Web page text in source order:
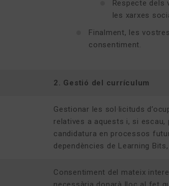
Respecte
les xarxes
Finalment, les
consentiment.
2. Gestió del currículum
Gestionar les sol·licituds
relatives a aquests i, si
candidatura en processos
dependències de Learning
Consentiment del mateix